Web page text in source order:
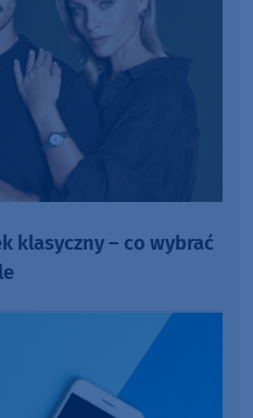
klasyczny – co wybrać